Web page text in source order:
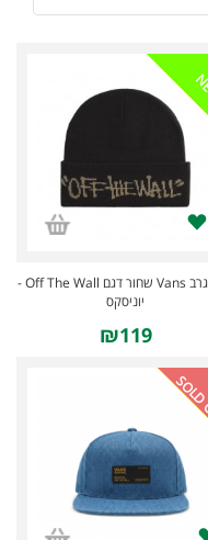
כובע גרב Vans שחור דגם Off The Wall -
יוניסקס
₪119